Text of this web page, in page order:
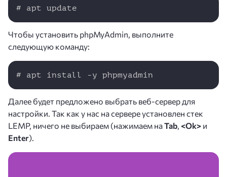
# apt update
Чтобы установить phpMyAdmin, выполните
следующую команду:
# apt install -y phpmyadmin
Далее будет предложено выбрать веб-сервер для
настройки. Так как у нас на сервере установлен стек
LEMP, ничего не выбираем (нажимаем наTab, <Ok> и
Enter).